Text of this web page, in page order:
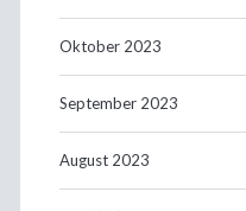
Oktober 2023
September 2023
August 2023